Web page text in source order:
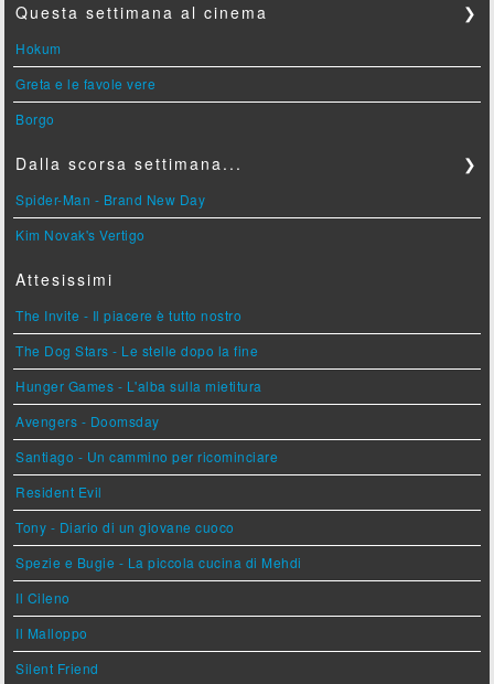
Questa settimana al cinema ❯
Hokum
Greta e le favole vere
Borgo
Dalla scorsa settimana... ❯
Spider-Man - Brand New Day
Kim Novak's Vertigo
Attesissimi
The Invite - Il piacere è tutto nostro
The Dog Stars - Le stelle dopo la fine
Hunger Games - L'alba sulla mietitura
Avengers - Doomsday
Santiago - Un cammino per ricominciare
Resident Evil
Tony - Diario di un giovane cuoco
Spezie e Bugie - La piccola cucina di Mehdi
Il Cileno
Il Malloppo
Silent Friend